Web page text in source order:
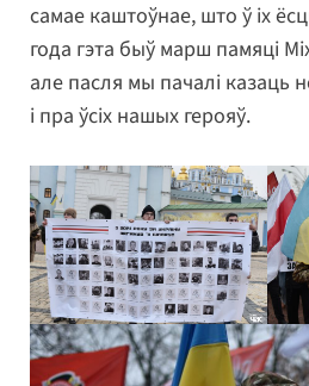
самае каштоўнае, што ў іх
года гэта быў марш памяці
але пасля мы пачалі казаць
і пра ўсіх нашых герояў.